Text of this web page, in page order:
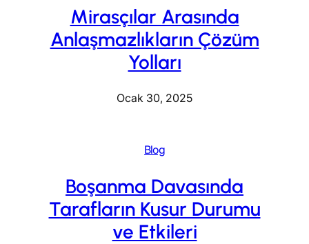
Mirasçılar Arasında
Anlaşmazlıkların Çözüm
Yolları
Ocak 30, 2025
Blog
Boşanma Davasında
Tarafların Kusur Durumu
ve Etkileri